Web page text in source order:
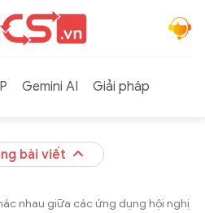
Gemini AI Giải pháp
bài viết
nhau giữa các ứng dụng hội nghị